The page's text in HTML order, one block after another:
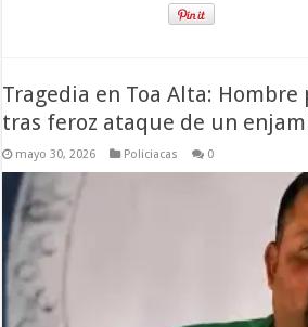
Tragedia en Toa Alta:
tras feroz ataque de un
mayo 30, 2026 Policiacas 0